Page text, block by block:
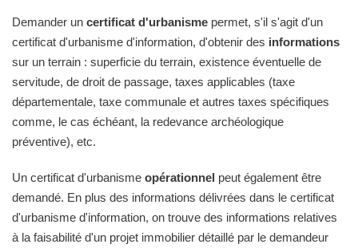
Demander un certificat d'urbanisme permet, s'il s'agit d'un
certificat d'urbanisme d'information, d'obtenir des informations
sur un terrain : superficie du terrain, existence éventuelle de
servitude, de droit de passage, taxes applicables (taxe
départementale, taxe communale et autres taxes spécifiques
comme, le cas échéant, la redevance archéologique
préventive), etc.
Un certificat d'urbanisme opérationnel peut également être
demandé. En plus des informations délivrées dans le certificat
d'urbanisme d'information, on trouve des informations relatives
à la faisabilité d'un projet immobilier détaillé par le demandeur